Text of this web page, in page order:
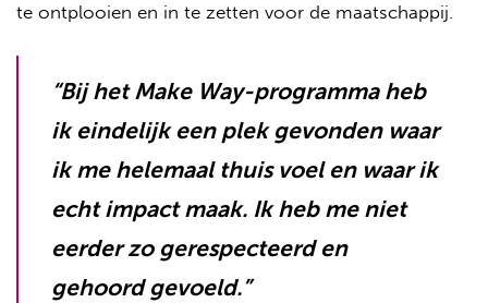
te ontplooien en in te zetten voor de maatschappij.
“Bij het Make Way-programma heb
ik eindelijk een plek gevonden waar
ik me helemaal thuis voel en waar ik
echt impact maak. Ik heb me niet
eerder zo gerespecteerd en
gehoord gevoeld.”